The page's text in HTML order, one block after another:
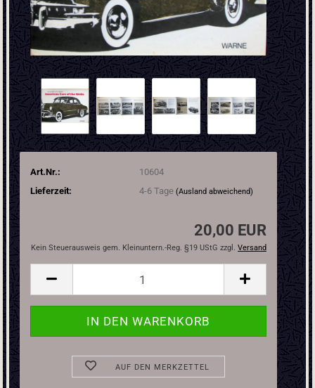
Art.Nr.:
10604
Lieferzeit:
4-6 Tage (Ausland abweichend)
20,00 EUR
Kein Steuerausweis gem. Kleinuntern.-Reg. §19 UStG zzgl. Versand
AUF DEN MERKZETTEL